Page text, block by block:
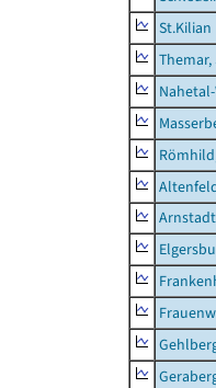
St.Kilian